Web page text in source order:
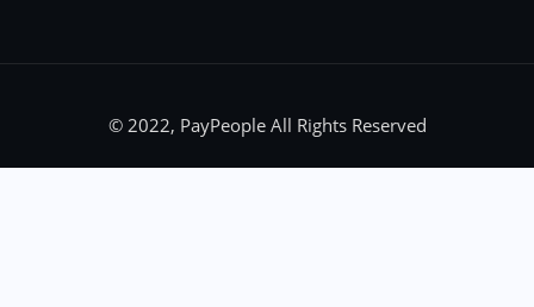
© 2022, PayPeople All Rights Reserved